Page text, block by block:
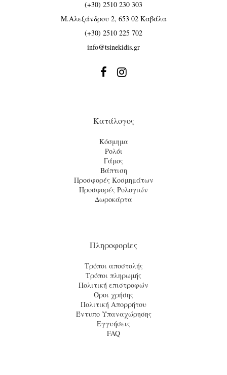
(+30) 2510 230 303
Μ.Αλεξάνδρου 2, 653 02 Καβάλα
(+30) 2510 225 702
info@tsinekidis.gr
 
Κατάλογος
Κόσμημα
Ρολόι
Γάμος
Βάπτιση
Προσφορές Κοσμημάτων
Προσφορές Ρολογιών
Δωροκάρτα
Πληροφορίες
Τρόποι αποστολής
Τρόποι πληρωμής
Πολιτική επιστροφών
Όροι χρήσης
Πολιτική Απορρήτου
Έντυπο Υπαναχώρησης
Εγγυήσεις
FAQ